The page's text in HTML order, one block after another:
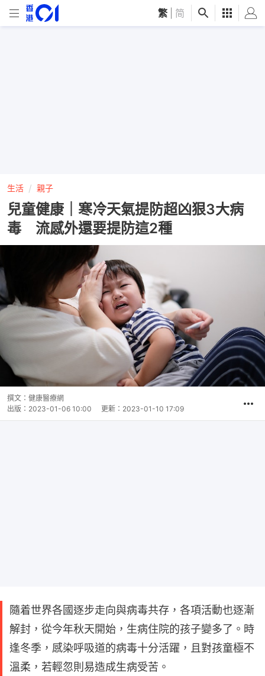
繁 简
生活 親子
兒童健康｜寒冷天氣提防超凶狠3大病
毒 流感外還要提防這2種
撰文： 健康醫療網
出版： 2023-01-06 10:00 更新： 2023-01-10 17:09
隨着世界各國逐步走向與病毒共存，各項活動也逐漸
解封，從今年秋天開始，生病住院的孩子變多了。時
逢冬季，感染呼吸道的病毒十分活躍，且對孩童極不
溫柔，若輕忽則易造成生病受苦。